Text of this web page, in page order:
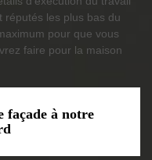
réputés les plus bas du
pour que vous
faire pour la maison
façade à notre